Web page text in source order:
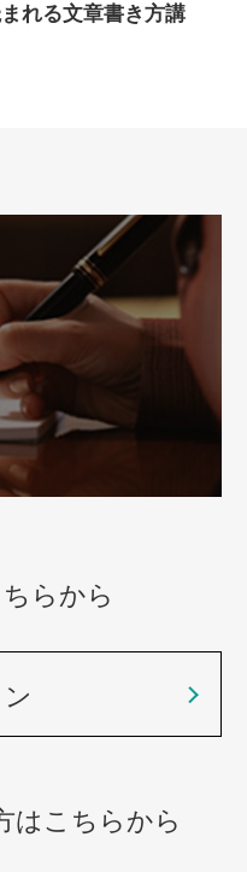
れる文章書き方講
らから
はこちらから